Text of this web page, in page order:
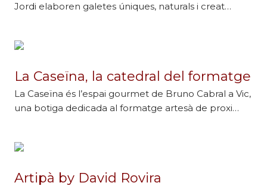
Jordi elaboren galetes úniques, naturals i creat…
La Caseïna, la catedral del formatge
La Caseïna és l’espai gourmet de Bruno Cabral a Vic,
una botiga dedicada al formatge artesà de proxi…
Artipà by David Rovira